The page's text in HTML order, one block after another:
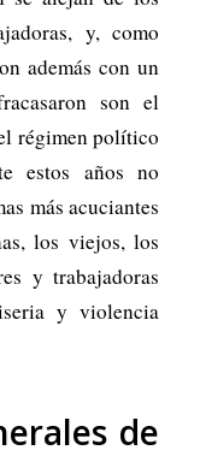
y, como
además con un
son el
régimen político
estos años no
más acuciantes
los viejos, los
y trabajadoras
y violencia
de